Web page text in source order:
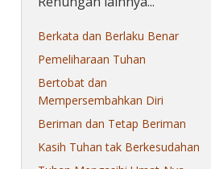
Berkata dan Berlaku Benar
Pemeliharaan Tuhan
Bertobat dan
Mempersembahkan Diri
Beriman dan Tetap Beriman
Kasih Tuhan tak Berkesudahan